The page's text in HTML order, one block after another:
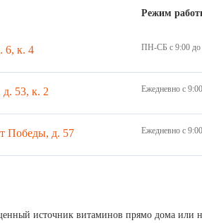
Режим
6, к. 4 ПН-СБ с 9:00 до
д. 53, к. 2 Ежедневно с
Победы, д. 57 Ежедневно с
источник витаминов прямо дома или